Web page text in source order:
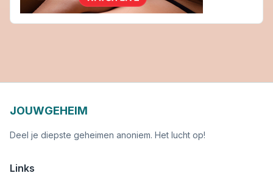
JOUWGEHEIM
Deel je diepste geheimen anoniem. Het lucht op!
Links